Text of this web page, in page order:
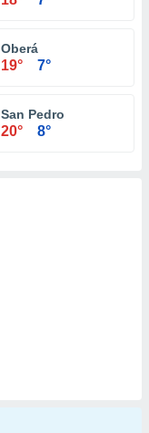
Oberá
19° 7°
San Pedro
20° 8°